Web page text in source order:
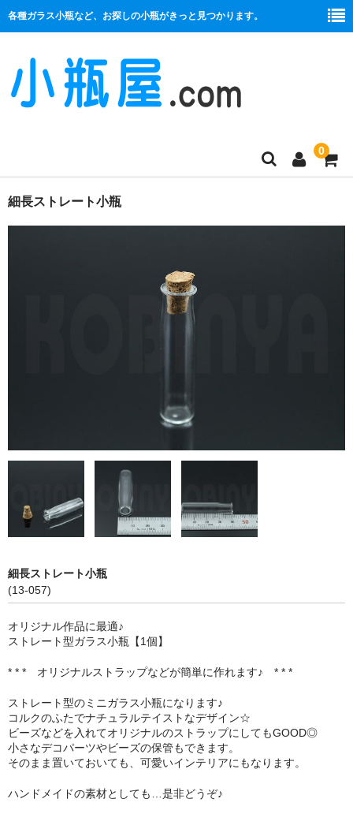
各種ガラス小瓶など、お探しの小瓶がきっと見つかります。
0
商品一覧
ストラップ付き
セット
単品
セット
単品
セット
パーツ
アウトレット
細長ストレート小瓶
細長ストレート小瓶
(13-057)
オリジナル作品に最適♪
ストレート型ガラス小瓶【1個】
* * * オリジナルストラップなどが簡単に作れます♪ * * *
ストレート型のミニガラス小瓶になります♪
コルクのふたでナチュラルテイストなデザイン☆
ビーズなどを入れてオリジナルのストラップにしてもGOOD◎
小さなデコパーツやビーズの保管もできます。
そのまま置いておいても、可愛いインテリアにもなります。
ハンドメイドの素材としても…是非どうぞ♪